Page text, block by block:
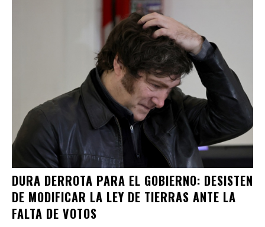
DURA DERROTA PARA EL GOBIERNO: DESISTEN
DE MODIFICAR LA LEY DE TIERRAS ANTE LA
FALTA DE VOTOS